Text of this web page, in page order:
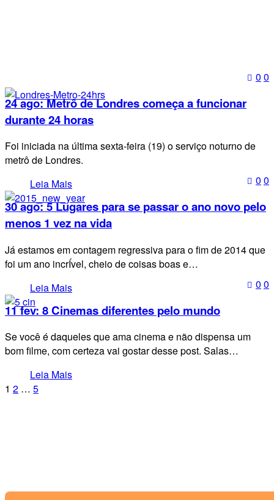
0 0
24 ago:Metrô de Londres começa a funcionar
durante 24 horas
Foi iniciada na última sexta-feira (19) o serviço noturno de
metrô de Londres.
Leia Mais
0 0
30 ago:5 Lugares para se passar o ano novo pelo
menos 1 vez na vida
Já estamos em contagem regressiva para o fim de 2014 que
foi um ano incrÍvel, cheio de coisas boas e…
Leia Mais
0 0
11 fev: 8 Cinemas diferentes pelo mundo
Se você é daqueles que ama cinema e não dispensa um
bom filme, com certeza vai gostar desse post. Salas…
Leia Mais
1 2 … 5